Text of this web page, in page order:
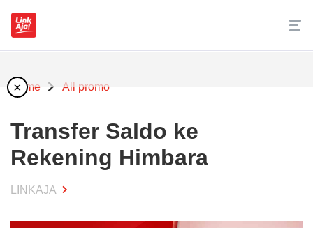
Home All promo
Transfer Saldo ke
Rekening Himbara
LINKAJA
×